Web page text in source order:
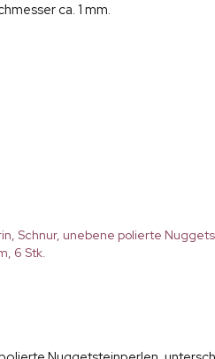
ca. 1 mm.
Schnur, unebene polierte
6 Stk.